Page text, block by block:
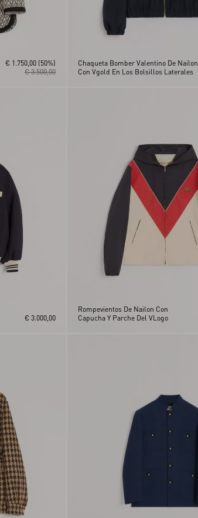
€ 3.500,00
€ 1.750,00 (50%)
Chaqueta Bomber Valentino De Nailon
Con Vgold En Los Bolsillos Laterales
€ 3.000,00
Rompevientos De Nailon Con
Capucha Y Parche Del VLogo